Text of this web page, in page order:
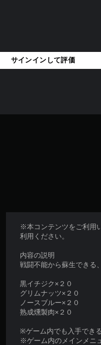
サインインして評価
※本コンテンツをご利用
利用ください。
内容の説明
戦闘不能から蘇生できる
黒イチジク×２０
グリムナッツ×２０
ノースブルー×２０
熟成燻製肉×２０
※ゲーム内でも入手でき
※ゲーム内のメインメニ